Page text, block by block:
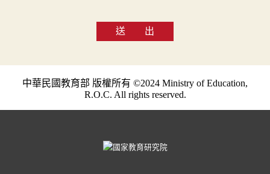
送 出
中華民國教育部 版權所有 ©2024 Ministry of Education,
R.O.C. All rights reserved.